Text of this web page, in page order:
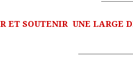
ET SOUTENIR UNE LARGE